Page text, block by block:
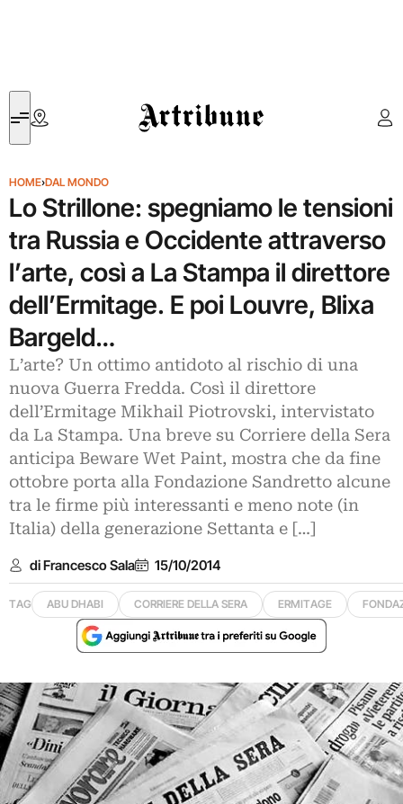
Artribune
HOME›DAL MONDO
Lo Strillone: spegniamo le tensioni
tra Russia e Occidente attraverso
l’arte, così a La Stampa il direttore
dell’Ermitage. E poi Louvre, Blixa
Bargeld…
L’arte? Un ottimo antidoto al rischio di una
nuova Guerra Fredda. Così il direttore
dell’Ermitage Mikhail Piotrovski, intervistato
da La Stampa. Una breve su Corriere della Sera
anticipa Beware Wet Paint, mostra che da fine
ottobre porta alla Fondazione Sandretto alcune
tra le firme più interessanti e meno note (in
Italia) della generazione Settanta e […]
di Francesco Sala 15/10/2014
TAG ABU DHABI CORRIERE DELLA SERA ERMITAGE